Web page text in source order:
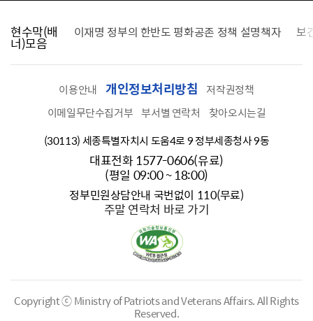
현수막(배
너)모음
찾습니다 이재명 정부의 한반도 평화공존 정책 설명책자 보
이용안내 개인정보처리방침
저작권정책
이메일무단수집거부 부서별 연락처
찾아오시는길
(30113) 세종특별자치시 도움4로 9 정부세종청사 9동
대표전화 1577-0606(유료)
(평일 09:00 ~ 18:00)
정부민원상담안내 국번없이 110(무료)
주말 연락처 바로 가기
Copyright ⓒ Ministry of Patriots and Veterans Affairs.All Rights
Reserved.